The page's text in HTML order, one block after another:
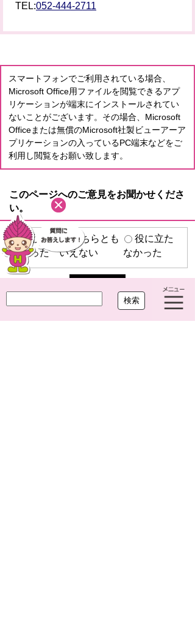
TEL:052-444-2711
スマートフォンでご利用されている場合、
Microsoft Office用ファイルを閲覧できるアプ
リケーションが端末にインストールされてい
ないことがございます。その場合、Microsoft
Officeまたは無償のMicrosoft社製ビューアーア
プリケーションの入っているPC端末などをご
利用し閲覧をお願い致します。
このページへのご意見をお聞かせくださ
い。
役に
立った
どちらとも
いえない
役に立た
なかった